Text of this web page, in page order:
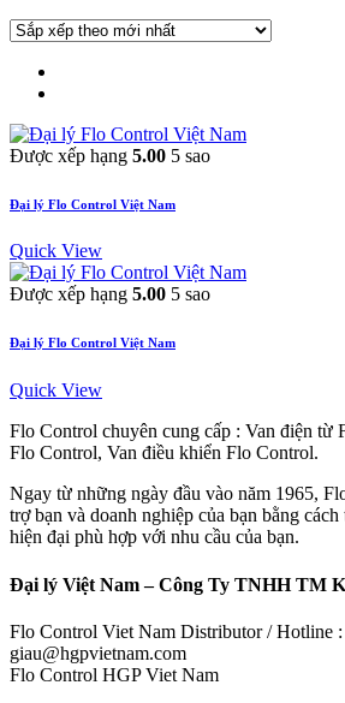
Được xếp hạng 5.00 5 sao
Đại lý Flo Control Việt Nam
Quick View
Được xếp hạng 5.00 5 sao
Đại lý Flo Control Việt Nam
Quick View
Flo Control chuyên cung cấp : Van điện từ
Flo Control, Van điều khiển Flo Control.
Ngay từ những ngày đầu vào năm 1965,
trợ bạn và doanh nghiệp của bạn bằng
hiện đại phù hợp với nhu cầu của bạn.
Đại lý Việt Nam – Công Ty TNHH TM
Flo Control Viet Nam Distributor / Hotline
giau@hgpvietnam.com
Flo Control HGP Viet Nam